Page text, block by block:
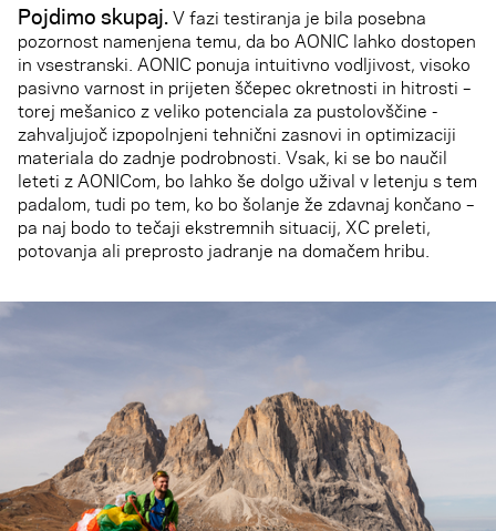
Pojdimo skupaj. V fazi testiranja je bila posebna
pozornost namenjena temu, da bo AONIC lahko dostopen
in vsestranski. AONIC ponuja intuitivno vodljivost, visoko
pasivno varnost in prijeten ščepec okretnosti in hitrosti –
torej mešanico z veliko potenciala za pustolovščine -
zahvaljujoč izpopolnjeni tehnični zasnovi in optimizaciji
materiala do zadnje podrobnosti. Vsak, ki se bo naučil
leteti z AONICom, bo lahko še dolgo užival v letenju s tem
padalom, tudi po tem, ko bo šolanje že zdavnaj končano –
pa naj bodo to tečaji ekstremnih situacij, XC preleti,
potovanja ali preprosto jadranje na domačem hribu.